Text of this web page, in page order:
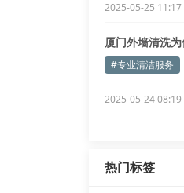
2025-05-25 11:17
厦门外墙清洗
#专业清洁服务
2025-05-24 08:19
热门标签